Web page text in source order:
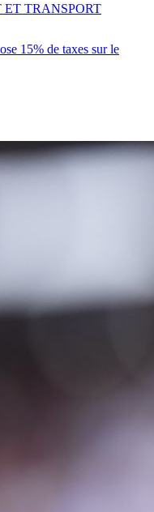
15% de taxes sur le
TRANSPORT